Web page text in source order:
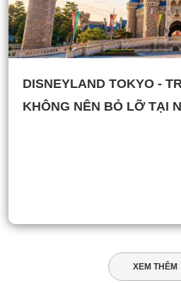
DISNEYLAND TOKYO -
KHÔNG NÊN BỎ LỠ TẠI
XEM THÊM